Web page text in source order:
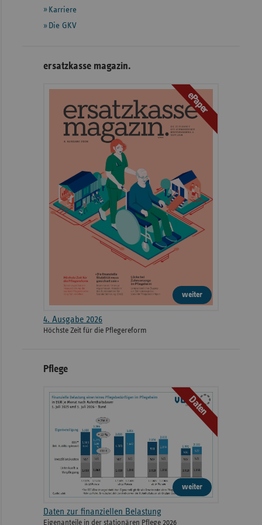
Karriere
Die GKV
ersatzkasse magazin.
ePaper
weiter
4. Ausgabe 2026
Höchste Zeit für die Pflegereform
Pflege
Daten
weiter
Daten zur finanziellen Belastung
Eigenanteile in der stationären Pflege 2026